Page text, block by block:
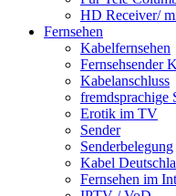
HD Receiver/
Fernsehen
Kabelfernsehen
Fernsehsender
Kabelanschluss
fremdsprachige
Erotik im TV
Sender
Senderbelegung
Kabel
Fernsehen im